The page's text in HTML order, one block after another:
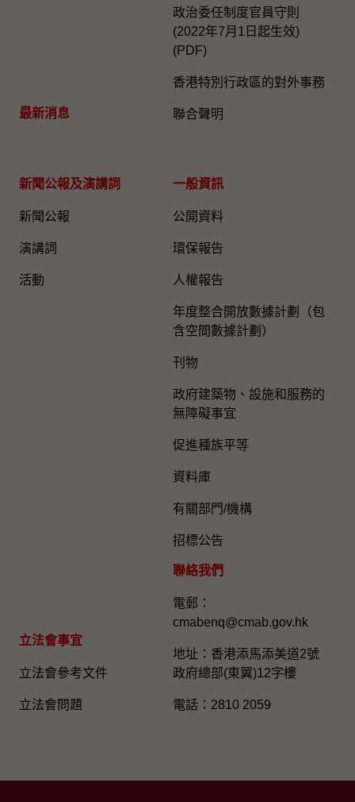
最新消息
政治委任制度官員守則
(2022年7月1日起生效)
(PDF)
香港特別行政區的對外事務
聯合聲明
新聞公報及演講詞
新聞公報
演講詞
活動
立法會事宜
立法會參考文件
立法會問題
一般資訊​
公開資料
環保報告
人權報告
年度整合開放數據計劃（包
含空間數據計劃）
刊物
政府建築物、設施和服務的
無障礙事宜
促進種族平等
資料庫
有關部門/機構
招標公告
聯絡我們
電郵：
cmabenq@cmab.gov.hk​
地址：香港添馬添美道2號
政府總部(東翼)12字樓
電話：2810 2059